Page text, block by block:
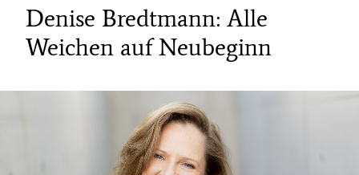
Denise Bredtmann: Alle
Weichen auf Neubeginn